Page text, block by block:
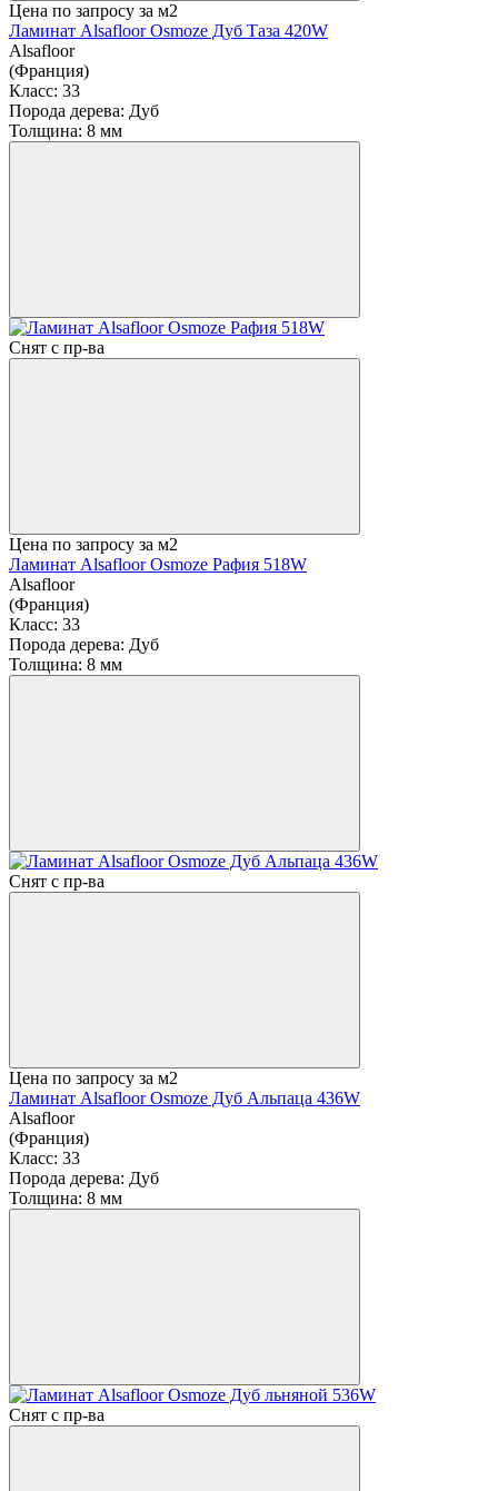
Цена по запросу за м2
Ламинат Alsafloor Osmoze Дуб Таза 420W
Alsafloor
(Франция)
Класс: 33
Порода дерева: Дуб
Толщина: 8 мм
Снят с пр-ва
Цена по запросу за м2
Ламинат Alsafloor Osmoze Рафия 518W
Alsafloor
(Франция)
Класс: 33
Порода дерева: Дуб
Толщина: 8 мм
Снят с пр-ва
Цена по запросу за м2
Ламинат Alsafloor Osmoze Дуб Альпаца 436W
Alsafloor
(Франция)
Класс: 33
Порода дерева: Дуб
Толщина: 8 мм
Снят с пр-ва